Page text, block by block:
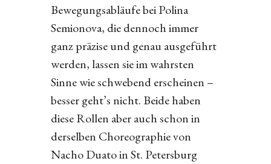
Bewegungsabläufe bei Polina
Semionova, die dennoch immer
ganz präzise und genau ausgeführt
werden, lassen sie im wahrsten
Sinne wie schwebend erscheinen –
besser geht’s nicht. Beide haben
diese Rollen aber auch schon in
derselben Choreographie von
Nacho Duato in St. Petersburg